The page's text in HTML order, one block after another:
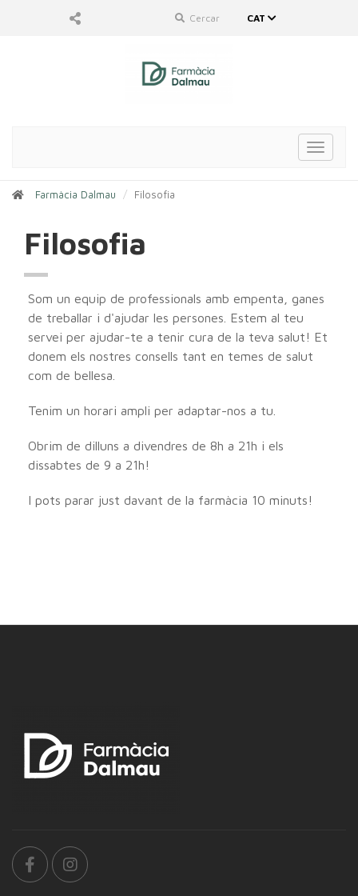
Cercar CAT
Toggle
Farmàcia Dalmau Filosofia
Filosofia
Som un equip de professionals amb empenta, ganes
de treballar i d'ajudar les persones. Estem al teu
servei per ajudar-te a tenir cura de la teva salut! Et
donem els nostres consells tant en temes de salut
com de bellesa.
Tenim un horari ampli per adaptar-nos a tu.
Obrim de dilluns a divendres de 8h a 21h i els
dissabtes de 9 a 21h!
I pots parar just davant de la farmàcia 10 minuts!